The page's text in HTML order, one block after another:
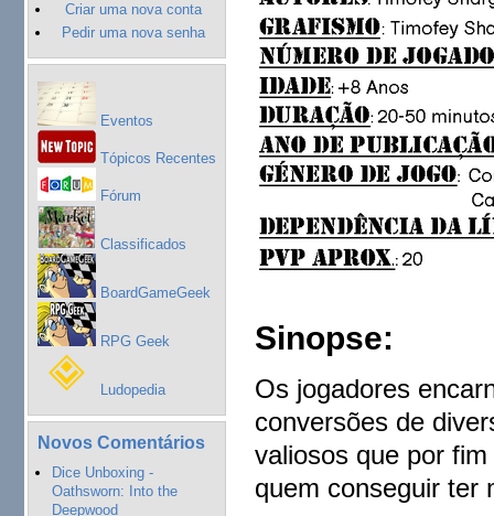
Criar uma nova conta
Pedir uma nova senha
Eventos
Tópicos Recentes
Fórum
Classificados
BoardGameGeek
RPG Geek
Ludopedia
Novos Comentários
Dice Unboxing -
Oathsworn: Into the
Deepwood
Sinopse:
Os jogadores
conversões de
valiosos que por
quem conseguir ter